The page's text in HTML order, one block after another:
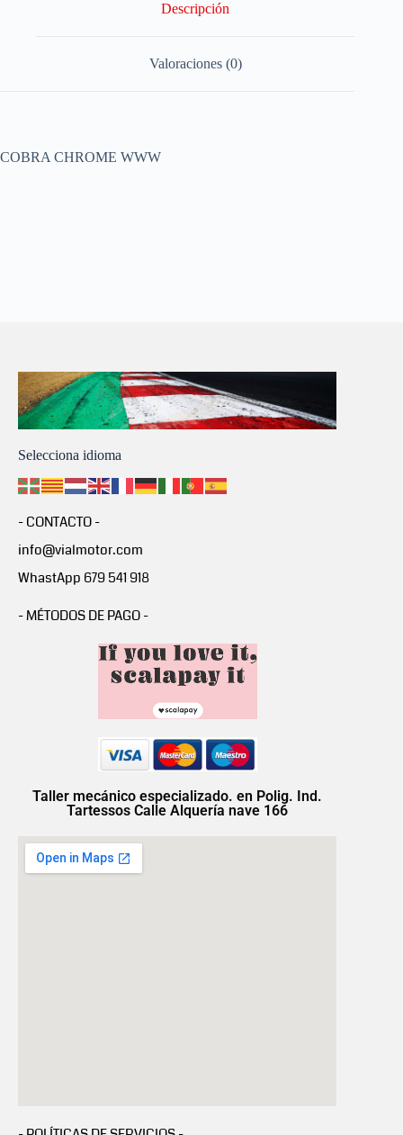
Descripción
Valoraciones (0)
COBRA CHROME WWW
Selecciona idioma
- CONTACTO -
info@vialmotor.com
WhastApp 679 541 918
- MÉTODOS DE PAGO -
Taller mecánico especializado. en Polig. Ind.
Tartessos Calle Alquería nave 166